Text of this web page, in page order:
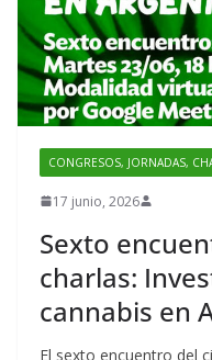
CONGRESOS, JORNADAS,
17 junio, 2026
Sexto
charlas:
cannabis en
El sexto encuentro del